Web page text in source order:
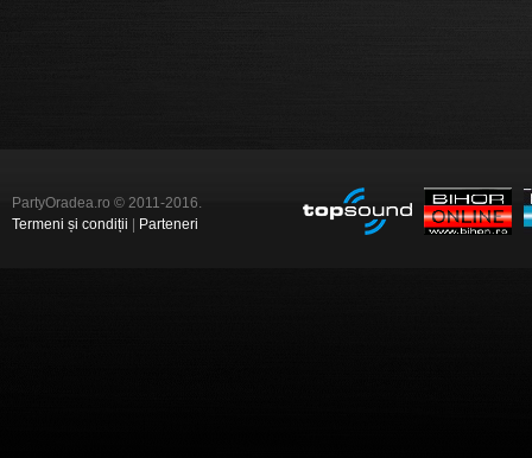
PartyOradea.ro © 2011-2016.
Termeni și condiții
Parteneri